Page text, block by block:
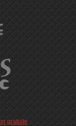
gratuite